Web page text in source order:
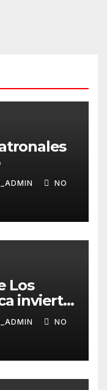
NO
Los
invierte
en la
con
la
NO